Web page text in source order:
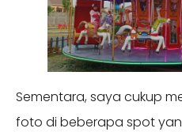
Sementara, saya cukup
foto di beberapa spot